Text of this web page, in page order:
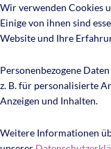
Wir verwenden Cookies
Einige von ihnen sind
Website und Ihre
Personenbezogene
z. B. für personalisierte
Anzeigen und Inhalten.
Weitere Informationen